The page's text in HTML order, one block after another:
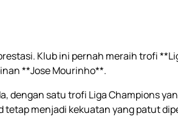
Klub ini pernah meraih trofi
**Jose Mourinho**.
satu trofi Liga Champions
tetap menjadi kekuatan yang patut